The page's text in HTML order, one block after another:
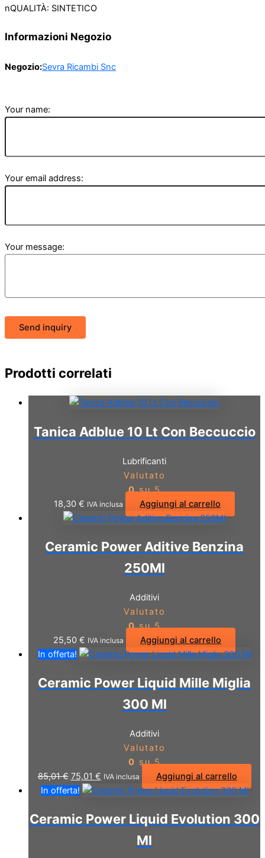
nQUALITÀ: SINTETICO
Informazioni Negozio
Negozio:Sevra Ricambi Snc
Your name:
Your email address:
Your message:
Send inquiry
Prodotti correlati
Tanica Adblue 10 Lt Con Beccuccio
Lubrificanti
Valutato
0su 5
18,30 € IVA inclusa Aggiungi al carrello
Ceramic Power Aditive Benzina
250Ml
Additivi
Valutato
0su 5
25,50 € IVA inclusa
Aggiungi al carrello
In offerta!
Ceramic Power Liquid Mille Miglia
300 Ml
Additivi
Valutato
0 su 5
85,01€ Il
prezzo
era:
75,01 €Il
prezzo
è:
IVA inclusa
Aggiungi al carrello
In offerta!
Ceramic Power Liquid Evolution 300
Ml